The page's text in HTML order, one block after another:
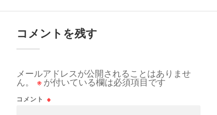
コメントを残す
メールアドレスが公開されることはありませ
ん。
※ が付いている欄は必須項目です
コメント ※